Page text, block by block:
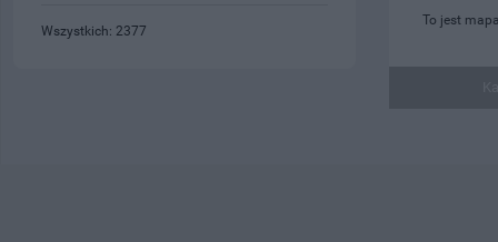
To jest
Wszystkich: 2377